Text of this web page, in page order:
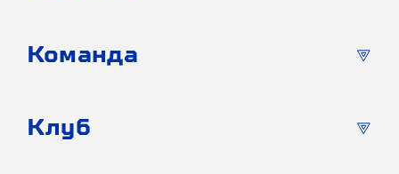
Команда
Клуб